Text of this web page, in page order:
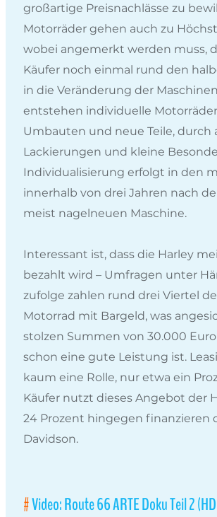
großartige Preisnachlässe zu
Motorräder gehen auch zu
wobei angemerkt werden muss,
Käufer noch einmal rund den
in die Veränderung der
entstehen individuelle
Umbauten und neue Teile, durch
Lackierungen und kleine
Individualisierung erfolgt in den
innerhalb von drei Jahren nach
meist nagelneuen Maschine.
Interessant ist, dass die Harley
bezahlt wird – Umfragen unter
zufolge zahlen rund drei Viertel
Motorrad mit Bargeld, was
stolzen Summen von 30.000
schon eine gute Leistung ist.
kaum eine Rolle, nur etwa ein
Käufer nutzt dieses Angebot der
24 Prozent hingegen finanzieren
Davidson.
Video: Route 66 ARTE Doku Teil 2